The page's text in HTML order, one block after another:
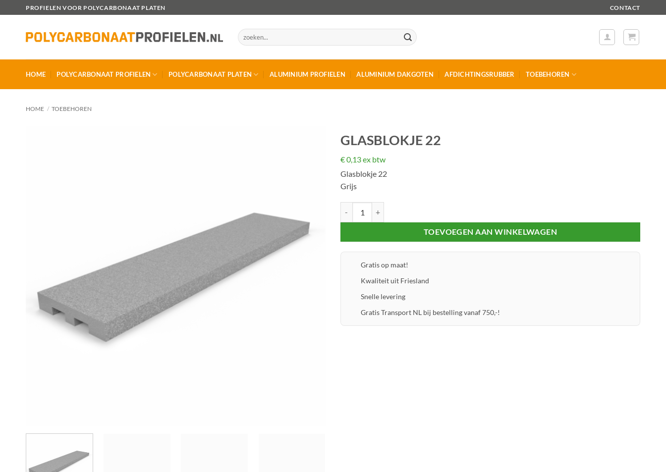
naar
PROFIELEN VOOR POLYCARBONAAT PLATEN CONTACT
Zoeken
naar:
HOME POLYCARBONAAT PROFIELEN POLYCARBONAAT PLATEN ALUMINIUM PROFIELEN ALUMINIUM DAKGOTEN AFDICHTINGSRUBBER TOEBEHOREN
HOME / TOEBEHOREN
GLASBLOKJE 22
€0,13ex btw
Glasblokje 22
Grijs
TOEVOEGEN AAN WINKELWAGEN
Gratis op maat!
Kwaliteit uit Friesland
Snelle levering
Gratis Transport NL bij bestelling vanaf 750,-!